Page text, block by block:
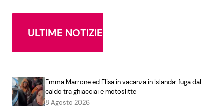
ULTIME NOTIZIE
Emma Marrone ed Elisa in vacanza in Islanda: fuga dal
caldo tra ghiacciai e motoslitte
8 Agosto 2026